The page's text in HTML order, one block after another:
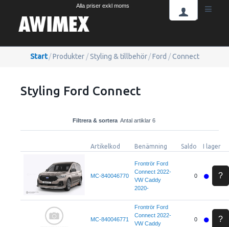
Alla priser exkl moms
Start /Produkter / Styling & tillbehör /Ford / Connect
Styling Ford Connect
Filtrera & sortera Antal artiklar 6
Artikelkod Benämning Saldo I lager
MC-840046770
Frontrör Ford
Connect 2022-
VW Caddy
2020-
0 ?
MC-840046771
Frontrör Ford
Connect 2022-
VW Caddy
0 ?